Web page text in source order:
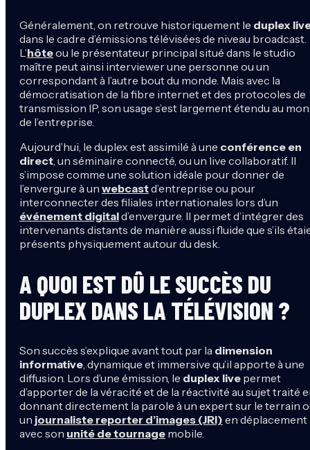
Généralement, on retrouve historiquement le duplex
dans le cadre d’émissions télévisées de niveau broadcast.
L’hôteou le présentateur principal situé dans le studio
maître peut ainsi interviewer une personne ou un
correspondant à l’autre bout du monde. Mais avec la
démocratisation de la fibre internet et des protocoles de
transmission IP, son usage s’est largement étendu au
de l’entreprise.
Aujourd’hui, le duplex est assimilé à une conférence en
direct , un séminaire connecté, ou un live collaboratif. Il
s’impose comme une solution idéale pour donner de
l’envergure à un webcastd’entreprise ou pour
interconnecter des filiales internationales lors d’un
événement digitald’envergure. Il permet d’intégrer des
intervenants distants de manière aussi fluide que s’ils
présents physiquement autour du desk.
A QUOI EST DÛ LE SUCCÈS DU
DUPLEX DANS LA TÉLÉVISION ?
Son succès s’explique avant tout par la dimension
informative , dynamique et immersive qu’il apporte à une
diffusion. Lors d’une émission, le duplex live permet
d’apporter de la véracité et de la réactivité au sujet traité
donnant directement la parole à un expert sur le terrain
un journaliste reporter d’images (JRI) en déplacement
avec son unité de tournage mobile.